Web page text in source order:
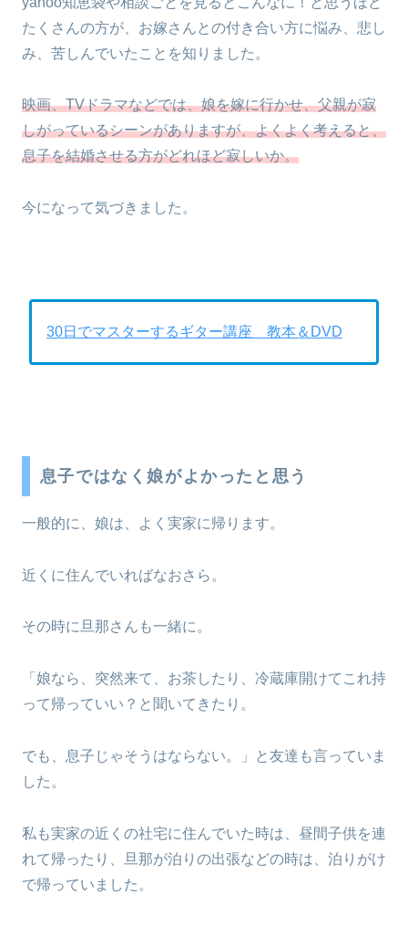
たくさんの方が、お嫁さんとの付き合い方に悩み、悲し
み、苦しんでいたことを知りました。
映画、TVドラマなどでは、娘を嫁に行かせ、父親が寂
しがっているシーンがありますが、よくよく考えると、
息子を結婚させる方がどれほど寂しいか。
今になって気づきました。
30日でマスターするギター講座 教本＆DVD
息子ではなく娘がよかったと思う
一般的に、娘は、よく実家に帰ります。
近くに住んでいればなおさら。
その時に旦那さんも一緒に。
「娘なら、突然来て、お茶したり、冷蔵庫開けてこれ持
って帰っていい？と聞いてきたり。
でも、息子じゃそうはならない。」と友達も言っていま
した。
私も実家の近くの社宅に住んでいた時は、昼間子供を連
れて帰ったり、旦那が泊りの出張などの時は、泊りがけ
で帰っていました。